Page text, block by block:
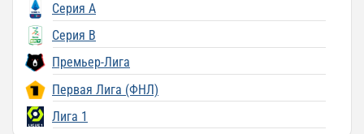
Серия A
Серия B
Премьер-Лига
Первая Лига (ФНЛ)
Лига 1